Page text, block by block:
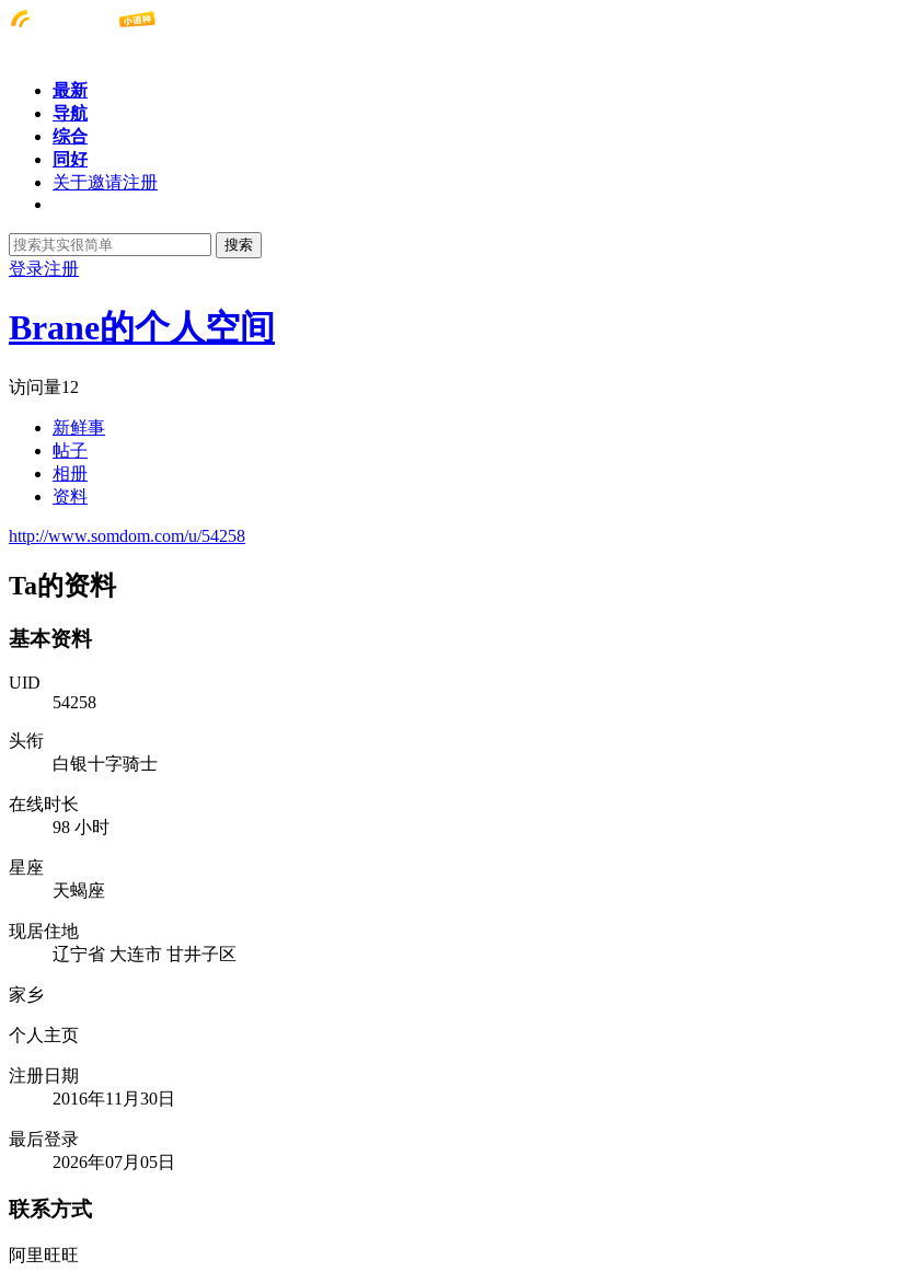
最新
导航
综合
同好
关于邀请注册
搜索
登录注册
Brane的个人空间
访问量12
新鲜事
帖子
相册
资料
http://www.somdom.com/u/54258
Ta的资料
基本资料
UID
54258
头衔
白银十字骑士
在线时长
98 小时
星座
天蝎座
现居住地
辽宁省 大连市 甘井子区
家乡
个人主页
注册日期
2016年11月30日
最后登录
2026年07月05日
联系方式
阿里旺旺